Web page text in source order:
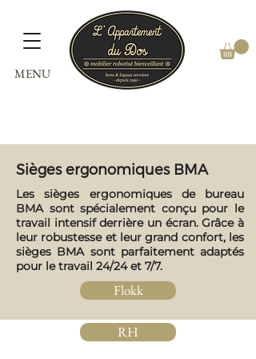
MENU
Sièges ergonomiques BMA
Les sièges ergonomiques de bureau
BMA sont spécialement conçu pour le
travail intensif derrière un écran. Grâce à
leur robustesse et leur grand confort, les
sièges BMA sont parfaitement adaptés
pour le travail 24/24 et 7/7.
Flokk
RH